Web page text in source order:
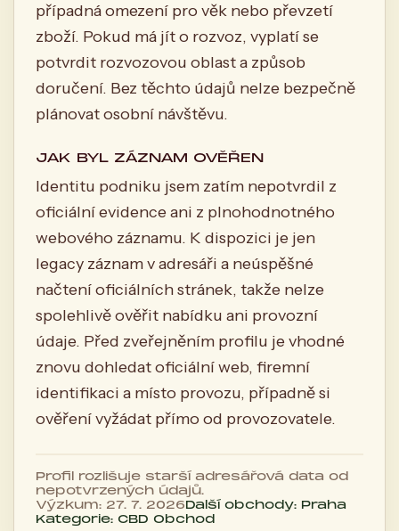
případná omezení pro věk nebo převzetí
zboží. Pokud má jít o rozvoz, vyplatí se
potvrdit rozvozovou oblast a způsob
doručení. Bez těchto údajů nelze bezpečně
plánovat osobní návštěvu.
JAK BYL ZÁZNAM OVĚŘEN
Identitu podniku jsem zatím nepotvrdil z
oficiální evidence ani z plnohodnotného
webového záznamu. K dispozici je jen
legacy záznam v adresáři a neúspěšné
načtení oficiálních stránek, takže nelze
spolehlivě ověřit nabídku ani provozní
údaje. Před zveřejněním profilu je vhodné
znovu dohledat oficiální web, firemní
identifikaci a místo provozu, případně si
ověření vyžádat přímo od provozovatele.
Profil rozlišuje starší adresářová data od
nepotvrzených údajů.
Výzkum: 27. 7. 2026Další obchody: Praha
Kategorie: CBD Obchod